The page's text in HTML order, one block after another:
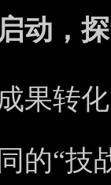
动，
果转
的“技